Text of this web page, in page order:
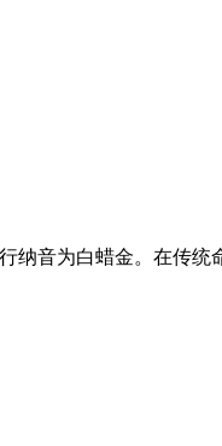
音为白蜡金。在传统